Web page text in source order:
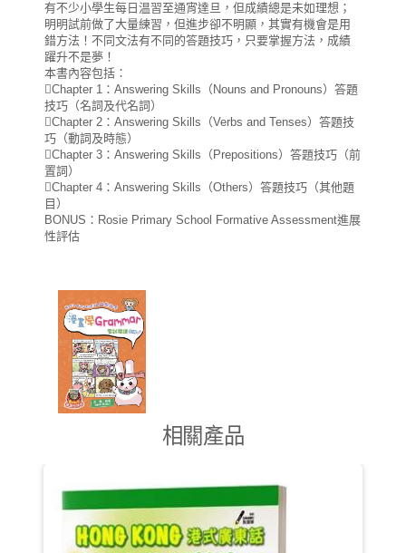
有不少小學生每日温習至通宵達旦，但成績總是未如理想；
明明試前做了大量練習，但進步卻不明顯，其實有機會是用
錯方法！不同文法有不同的答題技巧，只要掌握方法，成績
躍升不是夢！
本書內容包括：
Chapter 1：Answering Skills（Nouns and Pronouns）答題
技巧（名詞及代名詞）
Chapter 2：Answering Skills（Verbs and Tenses）答題技
巧（動詞及時態）
Chapter 3：Answering Skills（Prepositions）答題技巧（前
置詞）
Chapter 4：Answering Skills（Others）答題技巧（其他題
目）
BONUS：Rosie Primary School Formative Assessment進展
性評估
相關產品